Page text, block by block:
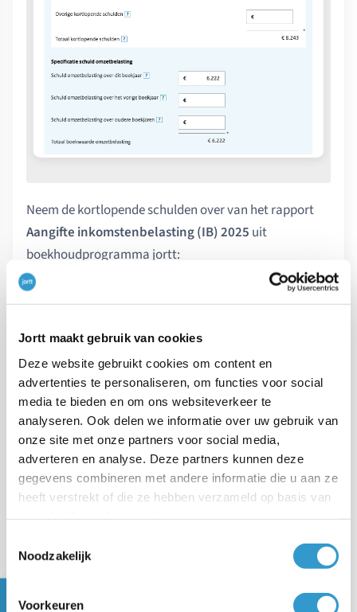
Jortt maakt gebruik van cookies
Deze website gebruikt cookies om content en
advertenties te personaliseren, om functies voor social
media te bieden en om ons websiteverkeer te
analyseren. Ook delen we informatie over uw gebruik van
onze site met onze partners voor social media,
adverteren en analyse. Deze partners kunnen deze
gegevens combineren met andere informatie die u aan ze
heeft verstrekt of die ze hebben verzameld op basis van
Noodzakelijk
Voorkeuren
Neem de kortlopende schulden over van het rapport
Aangifte inkomstenbelasting (IB) 2025 uit
boekhoudprogramma jortt:
Heb jij een bedrag ingevuld bij Schuld
gelijk moeten zijn aan de btw-aangifte over het
vorig jaar of oudere jaren, dan verwacht de